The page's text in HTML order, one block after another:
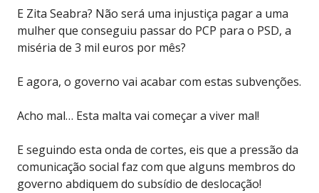
E Zita Seabra? Não será uma injustiça pagar a uma
mulher que conseguiu passar do PCP para o PSD, a
miséria de 3 mil euros por mês?
E agora, o governo vai acabar com estas subvenções.
Acho mal… Esta malta vai começar a viver mal!
E seguindo esta onda de cortes, eis que a pressão da
comunicação social faz com que alguns membros do
governo abdiquem do subsídio de deslocação!